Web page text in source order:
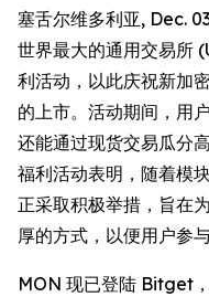
塞舌尔维多利亚, Dec.
世界最大的通用交易所
利活动，以此庆祝新加
的上市。活动期间，用
还能通过现货交易瓜分
福利活动表明，随着模
正采取积极举措，旨在
厚的方式，以便用户参
MON 现已登陆 Bitget